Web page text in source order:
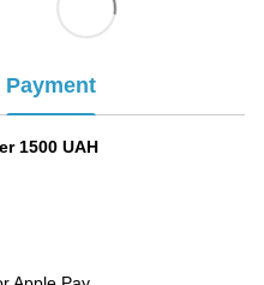
Payment
1500 UAH